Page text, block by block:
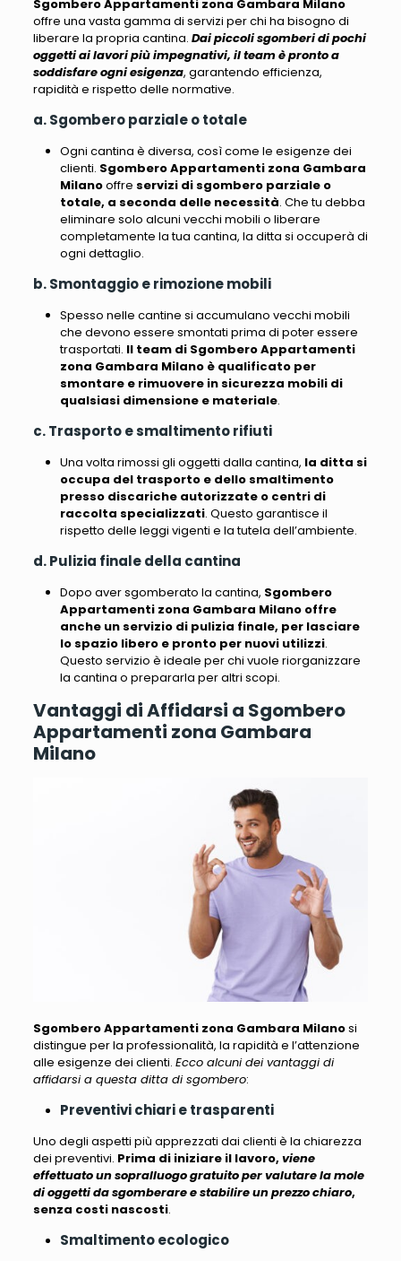
Sgombero Appartamenti zona Gambara Milano
offre una vasta gamma di servizi per chi ha bisogno di
liberare la propria cantina. Dai piccoli sgomberi di pochi
oggetti ai lavori più impegnativi, il team è pronto a
soddisfare ogni esigenza, garantendo efficienza,
rapidità e rispetto delle normative.
a. Sgombero parziale o totale
Ogni cantina è diversa, così come le esigenze dei
clienti. Sgombero Appartamenti zona Gambara
Milanooffre servizi di sgombero parziale o
totale, a seconda delle necessità. Che tu debba
eliminare solo alcuni vecchi mobili o liberare
completamente la tua cantina, la ditta si occuperà di
ogni dettaglio.
b. Smontaggio e rimozione mobili
Spesso nelle cantine si accumulano vecchi mobili
che devono essere smontati prima di poter essere
trasportati. Il team di Sgombero Appartamenti
zona Gambara Milano è qualificato per
smontare e rimuovere in sicurezza mobili di
qualsiasi dimensione e materiale.
c. Trasporto e smaltimento rifiuti
Una volta rimossi gli oggetti dalla cantina, la ditta si
occupa del trasporto e dello smaltimento
presso discariche autorizzate o centri di
raccolta specializzati. Questo garantisce il
rispetto delle leggi vigenti e la tutela dell’ambiente.
d. Pulizia finale della cantina
Dopo aver sgomberato la cantina, Sgombero
Appartamenti zona Gambara Milano offre
anche un servizio di pulizia finale, per lasciare
lo spazio libero e pronto per nuovi utilizzi.
Questo servizio è ideale per chi vuole riorganizzare
la cantina o prepararla per altri scopi.
Vantaggi di Affidarsi a Sgombero
Appartamenti zona Gambara
Milano
Sgombero Appartamenti zona Gambara Milanosi
distingue per la professionalità, la rapidità e l’attenzione
alle esigenze dei clienti. Ecco alcuni dei vantaggi di
affidarsi a questa ditta di sgombero:
Preventivi chiari e trasparenti
Uno degli aspetti più apprezzati dai clienti è la chiarezza
dei preventivi. Prima di iniziare il lavoro, viene
effettuato un sopralluogo gratuito per valutare la mole
di oggetti da sgomberare e stabilire un prezzo chiaro,
senza costi nascosti.
Smaltimento ecologico